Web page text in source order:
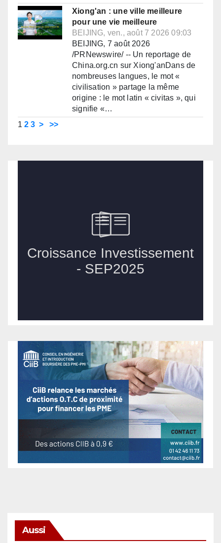
Xiong'an : une ville meilleure
pour une vie meilleure
BEIJING, ven., août 7 2026 09:03
BEIJING, 7 août 2026
/PRNewswire/ -- Un reportage de
China.org.cn sur Xiong'anDans de
nombreuses langues, le mot «
civilisation » partage la même
origine : le mot latin « civitas », qui
signifie «…
1 2 3 > >>
Aussi